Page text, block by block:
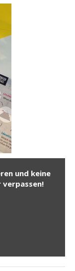
und keine
verpassen!